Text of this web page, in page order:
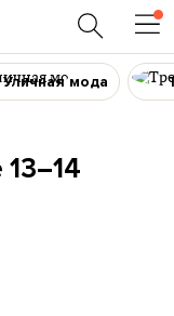
Уличная мода